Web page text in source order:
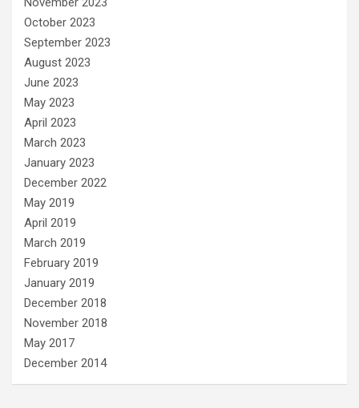
October 2023
September 2023
August 2023
June 2023
May 2023
April 2023
March 2023
January 2023
December 2022
May 2019
April 2019
March 2019
February 2019
January 2019
December 2018
November 2018
May 2017
December 2014